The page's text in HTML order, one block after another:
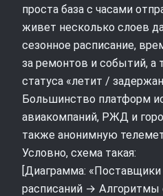
проста база с часами
живет несколько слоев
сезонное расписание,
за ремонтов и событий, а
статуса «летит /
Большинство платформ
авиакомпаний, РЖД и
также анонимную
Условно, схема такая:
[Диаграмма:
расписаний → Алгоритмы